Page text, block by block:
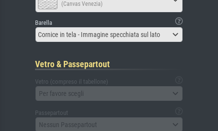
(Canvas Venezia)
Barella
Cornice in tela - Immagine specchiata sul lato
Vetro & Passepartout
Vetro (compreso il tabellone)
Per favore scegli
Passepartout
Nessun Passepartout